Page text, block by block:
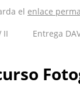
el enlace
II
Entrega